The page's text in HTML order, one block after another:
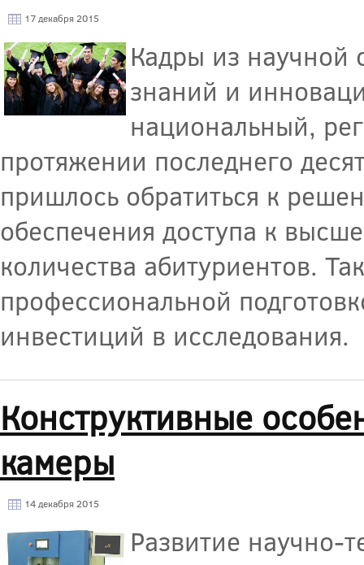
17 декабря 2015
Кадры из научной
знаний и
национальный,
протяжении последнего
пришлось обратиться к
обеспечения доступа к
количества абитуриентов.
профессиональной
инвестиций в исследования.
Конструктивные
камеры
14 декабря 2015
Развитие научно-